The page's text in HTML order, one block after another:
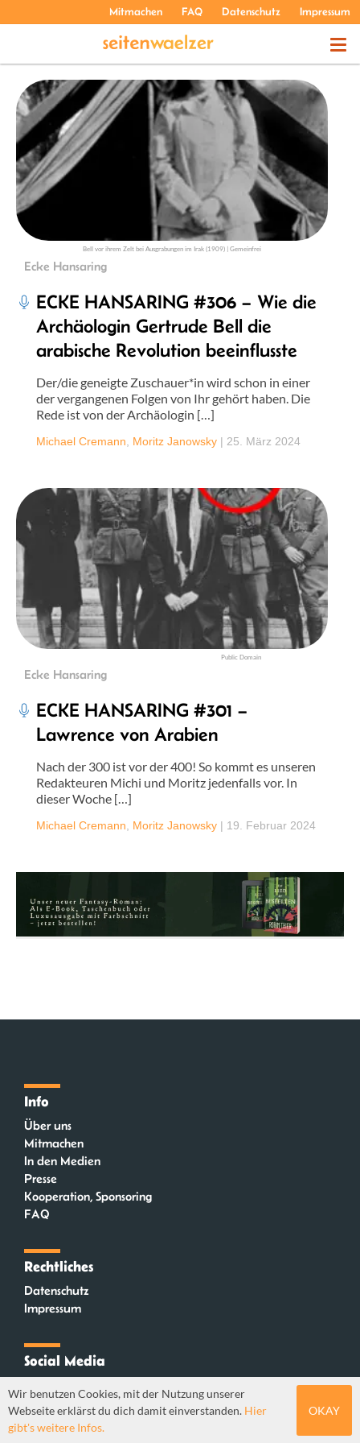
Mitmachen FAQ Datenschutz Impressum
THEMEN
PODCASTS
ÜBER UNS
Bell vor ihrem Zelt bei Ausgrabungen im Irak (1909) | Gemeinfrei
Ecke Hansaring
ECKE HANSARING #306 – Wie die
Archäologin Gertrude Bell die
arabische Revolution beeinflusste
Der/die geneigte Zuschauer*in wird schon in einer
der vergangenen Folgen von Ihr gehört haben. Die
Rede ist von der Archäologin […]
Michael Cremann Moritz Janowsky | 25. März 2024
Public Domain
Ecke Hansaring
ECKE HANSARING #301 –
Lawrence von Arabien
Nach der 300 ist vor der 400! So kommt es unseren
Redakteuren Michi und Moritz jedenfalls vor. In
dieser Woche […]
Michael Cremann Moritz Janowsky | 19. Februar 2024
Info
Über uns
Mitmachen
In den Medien
Presse
Kooperation, Sponsoring
FAQ
Rechtliches
Datenschutz
Impressum
Social Media
Mastodon
Wir benutzen Cookies, mit der Nutzung unserer
Webseite erklärst du dich damit einverstanden. Hier
gibt's weitere Infos.
OKAY